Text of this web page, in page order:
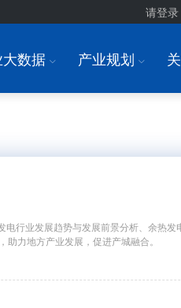
请登录
数据 I 产业规划 I
行业发展趋势与发展前景分析、余热
力地方产业发展，促进产城融合。